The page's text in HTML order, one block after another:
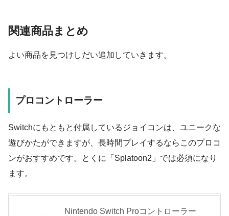
関連商品まとめ
よい商品を見つけしだい追加していきます。
プロコントローラー
Switchにもともと付属しているジョイコンは、ユニークな
遊びかたができますが、長時間プレイするならこのプロコ
ンがおすすめです。とくに「Splatoon2」では必須になり
ます。
Nintendo Switch Proコントローラー